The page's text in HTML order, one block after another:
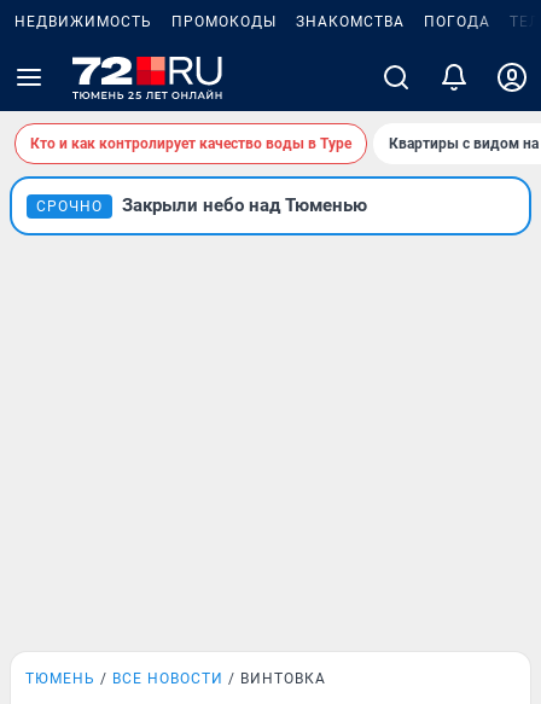
НЕДВИЖИМОСТЬ ПРОМОКОДЫ ЗНАКОМСТВА ПОГОДА
Кто и как контролирует качество воды в Туре Квартиры с видом на
СРОЧНО Закрыли небо над Тюменью
ТЮМЕНЬ ВСЕ НОВОСТИ ВИНТОВКА